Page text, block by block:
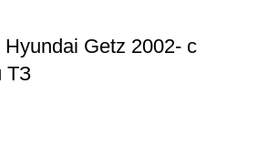
Getz 2002- с
ТЗ